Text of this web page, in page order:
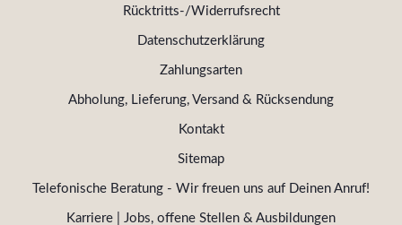
Rücktritts-/Widerrufsrecht
Datenschutzerklärung
Zahlungsarten
Abholung, Lieferung, Versand & Rücksendung
Kontakt
Sitemap
Telefonische Beratung - Wir freuen uns auf Deinen Anruf!
Karriere | Jobs, offene Stellen & Ausbildungen